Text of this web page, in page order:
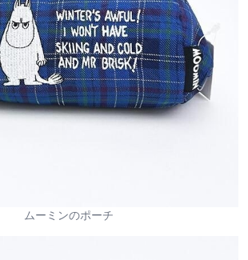
ムーミンのポーチ